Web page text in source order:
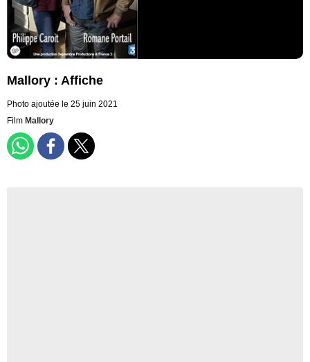
Mallory : Affiche
Photo ajoutée le 25 juin 2021
Film Mallory